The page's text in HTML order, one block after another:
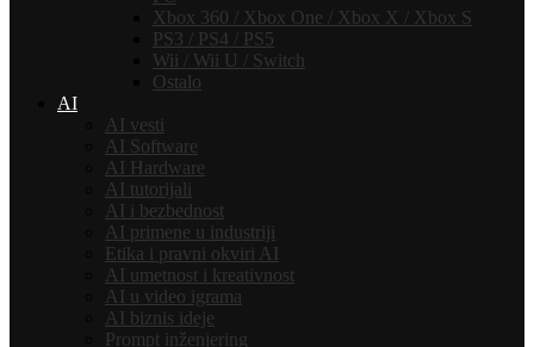
Xbox 360 / Xbox One / Xbox X / Xbox S
PS3 / PS4 / PS5
Wii / Wii U / Switch
Ostalo
AI
AI vesti
AI Software
AI Hardware
AI tutorijali
AI i bezbednost
AI primene u industriji
Etika i pravni okviri AI
AI umetnost i kreativnost
AI u video igrama
AI biznis ideje
Prompt inženjering